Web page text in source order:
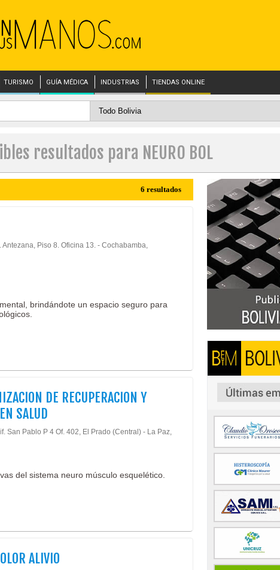
TURISMO GUÍA MÉDICA INDUSTRIAS TIENDAS ONLINE
resultados para NEURO BOL
6 resultados
Antezana, Piso 8. Oficina 13. - Cochabamba,
brindándote un espacio seguro para
DE RECUPERACION Y
SALUD
San Pablo P 4 Of. 402, El Prado (Central) - La Paz,
del sistema neuro músculo esquelético.
ALIVIO